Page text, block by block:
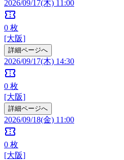
2026/09/17(木) 11:00
confirmation_number
0 枚
[大阪]
詳細ページへ
2026/09/17(木) 14:30
confirmation_number
0 枚
[大阪]
詳細ページへ
2026/09/18(金) 11:00
confirmation_number
0 枚
[大阪]